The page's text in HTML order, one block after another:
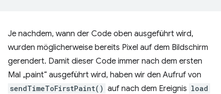
Je nachdem, wann der Code oben ausgeführt wird,
wurden möglicherweise bereits Pixel auf dem Bildschirm
gerendert. Damit dieser Code immer nach dem ersten
Mal „paint“ ausgeführt wird, haben wir den Aufruf von
sendTimeToFirstPaint() auf nach dem Ereignis load